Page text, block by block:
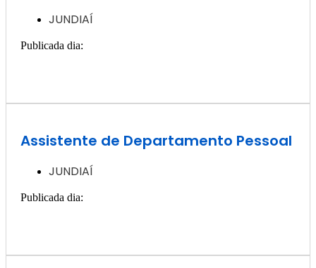
JUNDIAÍ
Publicada dia:
Assistente de Departamento Pessoal
JUNDIAÍ
Publicada dia: